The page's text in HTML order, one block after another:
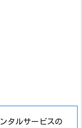
タルサービスの